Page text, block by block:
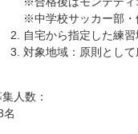
※中学校サッカー部・
自宅から指定した練
対象地域：原則とし
人数：
名